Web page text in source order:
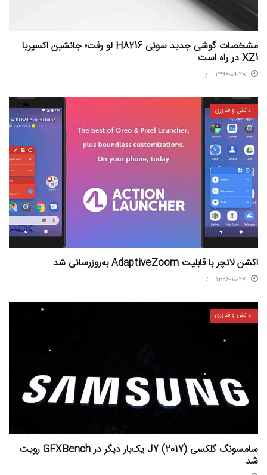
مشخصات گوشی جدید سونی H8216 لو رفت؛ جانشین اکسپریا
XZ1 در راه است
1396-09-28
دانش و فناوری
اکشن لانچر با قابلیت AdaptiveZoom به‌روزرسانی شد
1396-10-27
دانش و فناوری
سامسونگ گلکسی (J7 (2017 یک‌بار دیگر در GFXBench رویت
شد